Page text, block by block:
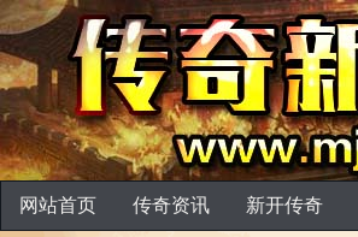
网站首页 传奇资讯 新开传奇